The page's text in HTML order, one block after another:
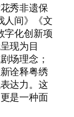
秀非遗保
人间》《文
字化创新项
现为目
场理念；
诠释粤绣
达力。这
是一种面